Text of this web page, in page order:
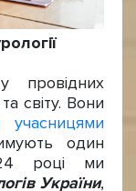
провідних
світу. Вони
один
році ми
України,